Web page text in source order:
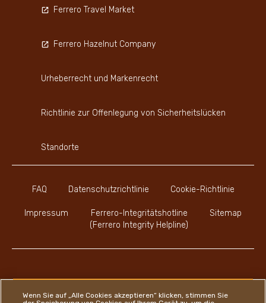
FAQ Datenschutzrichtlinie Cookie-Richtlinie
Impressum
Ferrero-Integritätshotline
(Ferrero Integrity Helpline)
Sitemap
Ferrero Travel Market
Ferrero Hazelnut Company
Urheberrecht und Markenrecht
Richtlinie zur Offenlegung von Sicherheitslücken
Standorte
Youtube Channel
Instagram
LinkedIn
Wenn Sie auf „Alle Cookies akzeptieren“ klicken, stimmen Sie